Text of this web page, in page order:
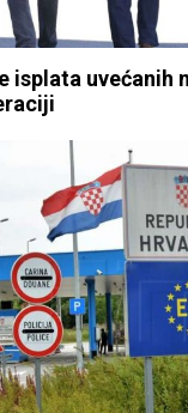
isplata uvećanih